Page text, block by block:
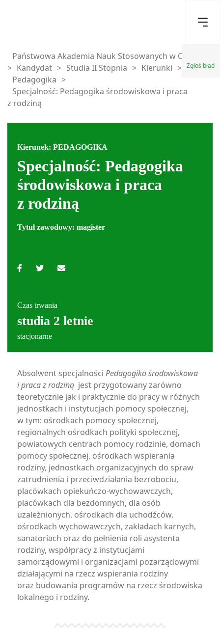
Zgłoś błąd
Państwowa Akademia Nauk Stosowanych w Chełmie
> Kandydat > Studia II Stopnia > Kierunki >
Pedagogika >
Specjalność: Pedagogika środowiskowa i praca
z rodziną
Kierunek: PEDAGOGIKA
Specjalność: Pedagogika
środowiskowa i praca
z rodziną
Tytuł zawodowy: magister
Czas trwania
studia 2 letnie
stacjonarne
Absolwent specjalności Pedagogika środowiskowa
i praca z rodziną jest przygotowany zarówno
teoretycznie jak i praktycznie do pracy w różnych
jednostkach i instytucjach pomocy społecznej,
w tym: ośrodkach pomocy społecznej,
regionalnych ośrodkach polityki społecznej,
powiatowych centrach pomocy rodzinie, domach
pomocy społecznej, ośrodkach wspierania
rodziny, jednostkach organizacyjnych do spraw
zatrudnienia i przeciwdziałania bezrobociu,
placówkach opiekuńczo-wychowawczych,
placówkach dla bezdomnych, dla osób
uzależnionych, ośrodkach dla uchodźców,
ośrodkach wychowawczych, zakładach karnych,
sanatoriach oraz do pełnienia roli asystenta
rodziny, współpracy z instytucjami
samorządowymi i organizacjami pozarządowymi
działającymi na rzecz wspierania rodziny
oraz budowania programów na rzecz środowiska
lokalnego i rodziny.